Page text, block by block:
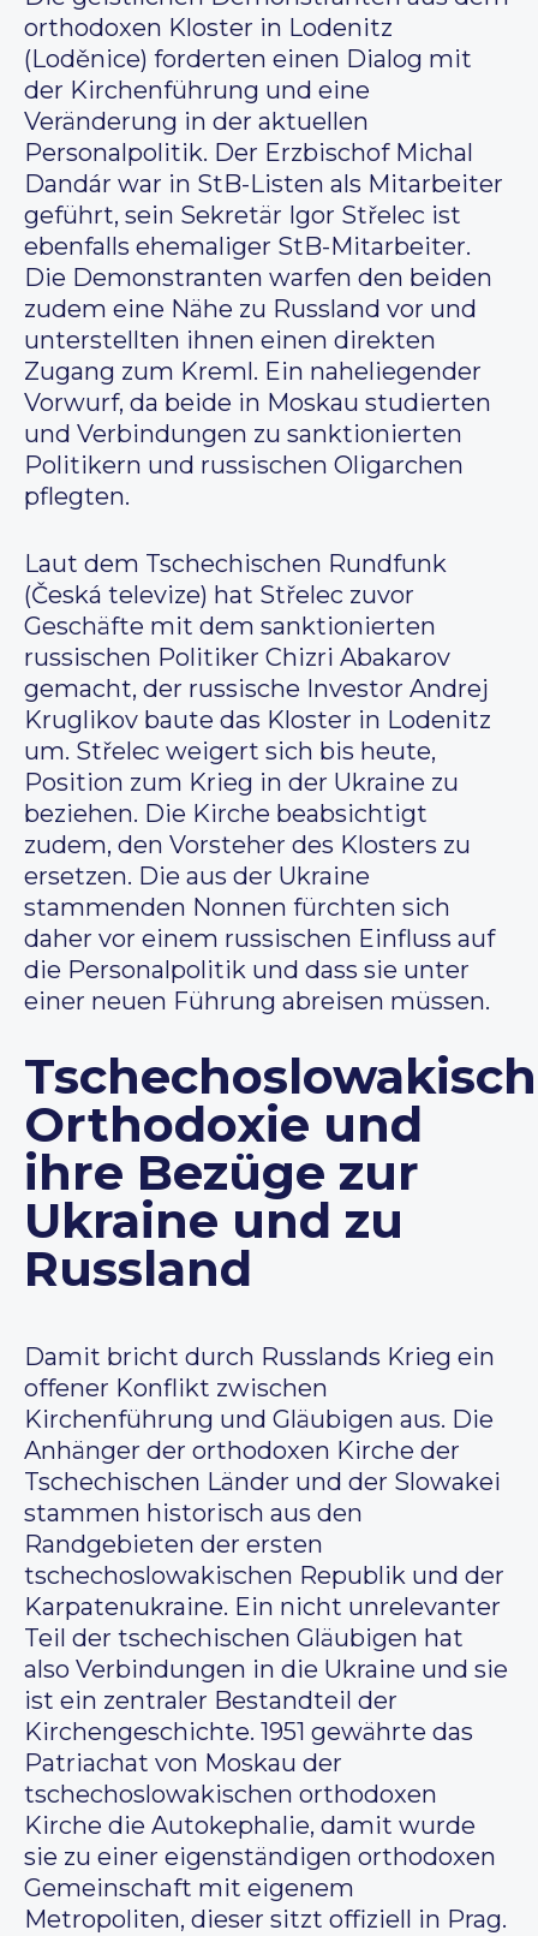
orthodoxen Kloster in Lodenitz
(Loděnice) forderten einen Dialog mit
der Kirchenführung und eine
Veränderung in der aktuellen
Personalpolitik. Der Erzbischof Michal
Dandár war in StB-Listen als Mitarbeiter
geführt, sein Sekretär Igor Střelec ist
ebenfalls ehemaliger StB-Mitarbeiter.
Die Demonstranten warfen den beiden
zudem eine Nähe zu Russland vor und
unterstellten ihnen einen direkten
Zugang zum Kreml. Ein naheliegender
Vorwurf, da beide in Moskau studierten
und Verbindungen zu sanktionierten
Politikern und russischen Oligarchen
pflegten.
Laut dem Tschechischen Rundfunk
(Česká televize) hat Střelec zuvor
Geschäfte mit dem sanktionierten
russischen Politiker Chizri Abakarov
gemacht, der russische Investor Andrej
Kruglikov baute das Kloster in Lodenitz
um. Střelec weigert sich bis heute,
Position zum Krieg in der Ukraine zu
beziehen. Die Kirche beabsichtigt
zudem, den Vorsteher des Klosters zu
ersetzen. Die aus der Ukraine
stammenden Nonnen fürchten sich
daher vor einem russischen Einfluss auf
die Personalpolitik und dass sie unter
einer neuen Führung abreisen müssen.
Orthodoxie und
ihre Bezüge zur
Ukraine und zu
Russland
Damit bricht durch Russlands Krieg ein
offener Konflikt zwischen
Kirchenführung und Gläubigen aus. Die
Anhänger der orthodoxen Kirche der
Tschechischen Länder und der Slowakei
stammen historisch aus den
Randgebieten der ersten
tschechoslowakischen Republik und der
Karpatenukraine. Ein nicht unrelevanter
Teil der tschechischen Gläubigen hat
also Verbindungen in die Ukraine und sie
ist ein zentraler Bestandteil der
Kirchengeschichte. 1951 gewährte das
Patriachat von Moskau der
tschechoslowakischen orthodoxen
Kirche die Autokephalie, damit wurde
sie zu einer eigenständigen orthodoxen
Gemeinschaft mit eigenem
Metropoliten, dieser sitzt offiziell in Prag.